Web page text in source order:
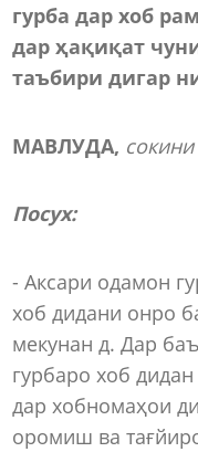
гурба дар хоб
дар ҳақиқат
таъбири дигар
МАВЛУДА,
Посух:
- Аксари одамон
хоб дидани онро
мекунан д. Дар
гурбаро хоб
дар хобномаҳои
оромиш ва